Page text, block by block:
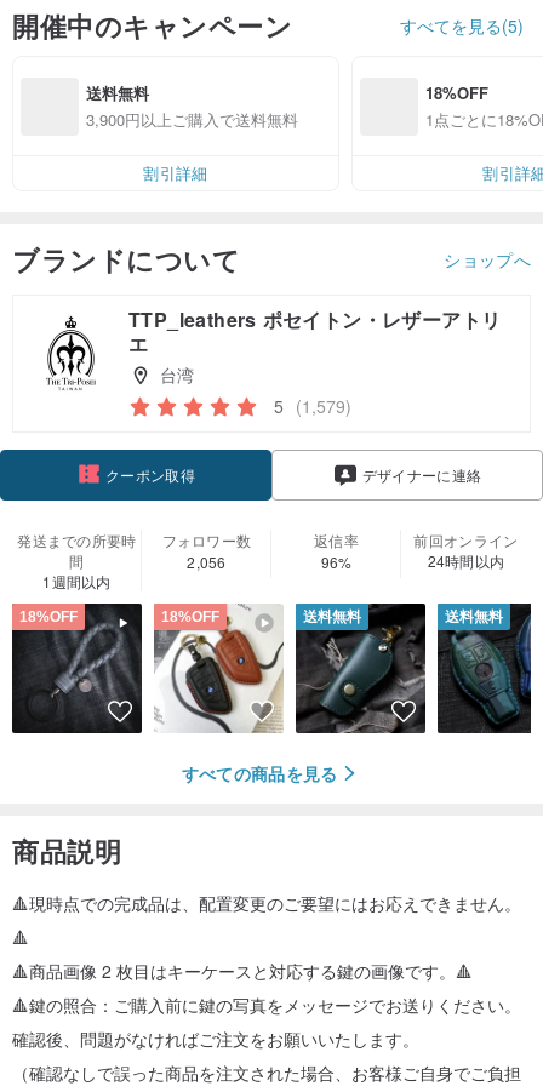
開催中のキャンペーン すべてを見る(5)
送料無料
3,900円以上ご購入で送料無料
割引詳細
18%OFF
1点ごとに
割引詳
ブランドについて ショップへ
TTP_leathers ポセイトン・レザーアトリ
エ
台湾
5 (1,579)
クーポン取得 デザイナーに連絡
発送までの所要時
間
1週間以内
フォロワー数
2,056
返信率
96%
前回オンライン
24時間以内
18%OFF 18%OFF 送料無料 送料無料
すべての商品を見る
商品説明
🔺現時点での完成品は、配置変更のご要望にはお応えできません。
🔺
🔺商品画像 2 枚目はキーケースと対応する鍵の画像です。🔺
🔺鍵の照合：ご購入前に鍵の写真をメッセージでお送りください。
確認後、問題がなければご注文をお願いいたします。
（確認なしで誤った商品を注文された場合、お客様ご自身でご負担